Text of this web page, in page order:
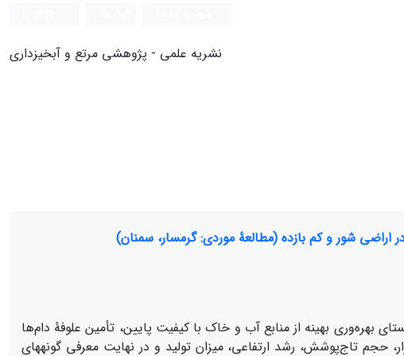
نشریه علمی - پژوهشی مرتع و آبخیزداری
اراضی شور و کم بازده (مطالعۀ موردی: گرمسار، سمنان)
بهره‌وری بهینه از منابع آب و خاک با کیفیت پایین، تأمین علوفۀ دام‌ها
حجم تاج‌پوشش، رشد ارتفاعی، میزان تولید و در نهایت معرفی گونه­های